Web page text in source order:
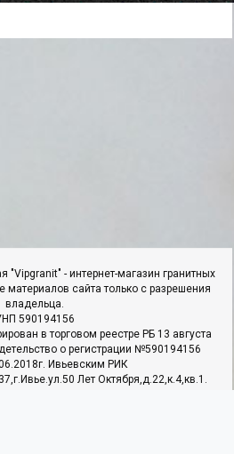
"Vipgranit" - интернет-магазин гранитных
материалов сайта только с разрешения
владельца.
590194156
в торговом реестре РБ 13 августа
о регистрации №590194156
Ивьевским РИК
Лет Октября,д.22,к.4,кв.1.